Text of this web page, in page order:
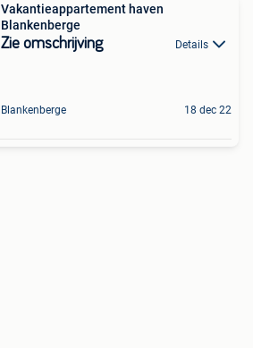
Vakantieappartement haven
Blankenberge
Zie omschrijving Details
Blankenberge 18 dec 22